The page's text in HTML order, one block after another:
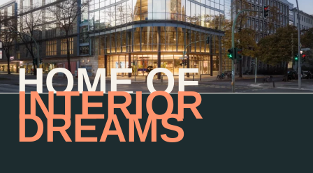
Kontakt
Jobs
HOME OF
INTERIOR
DREAMS